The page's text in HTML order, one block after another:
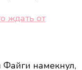
ждать от
Файги намекнул,